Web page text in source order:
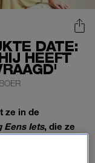
DATE:
HEEFT
ze in de
Eens Iets, die ze
gevolg.